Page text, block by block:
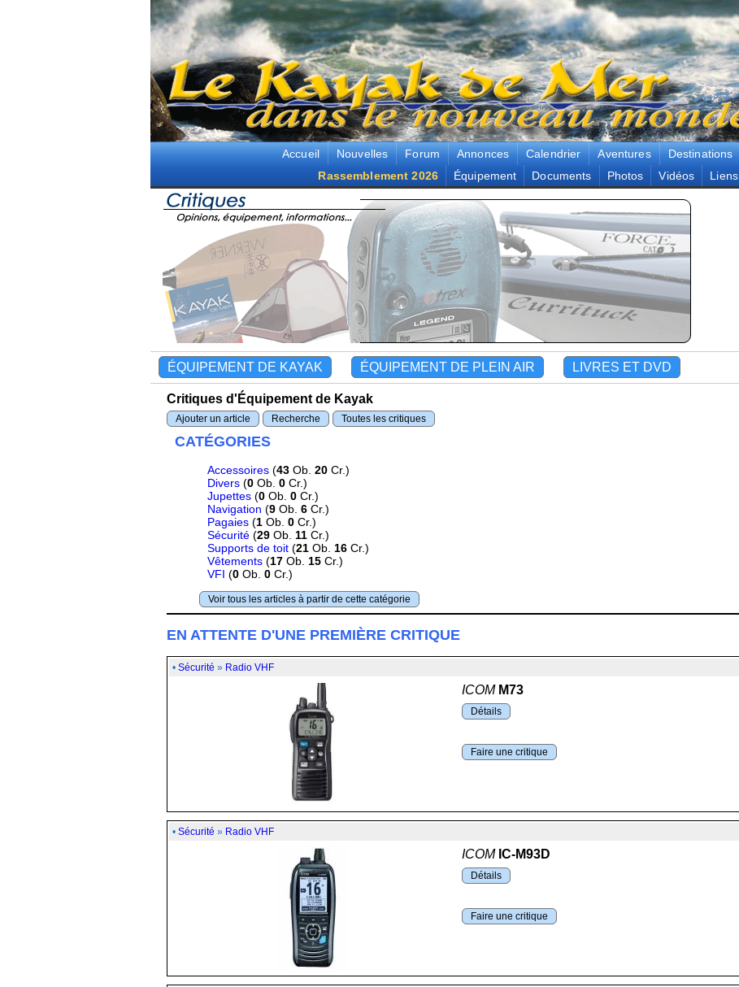
Accueil Nouvelles Forum Annonces Calendrier Aventures Destinations
Rassemblement 2026
Équipement Documents Photos Vidéos Liens
ÉQUIPEMENT DE KAYAK ÉQUIPEMENT DE PLEIN AIR LIVRES ET DVD
Critiques d'Équipement de Kayak
Ajouter un article Recherche Toutes les critiques
CATÉGORIES
Accessoires(43Ob. 20Cr.)
Divers(0Ob. 0Cr.)
Jupettes(0Ob. 0Cr.)
Navigation (9Ob. 6Cr.)
Pagaies(1Ob. 0Cr.)
Sécurité(29Ob. 11Cr.)
Supports de toit(21Ob. 16Cr.)
Vêtements(17Ob. 15Cr.)
VFI (0Ob. 0Cr.)
Voir tous les articles à partir de cette catégorie
EN ATTENTE D'UNE PREMIÈRE CRITIQUE
• Sécurité » Radio VHF
ICOM M73
Détails
Faire une critique
• Sécurité » Radio VHF
ICOM IC-M93D
Détails
Faire une critique